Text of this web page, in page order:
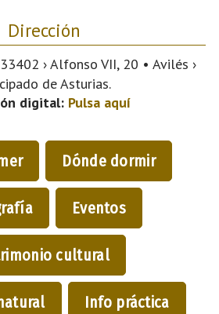
Dirección
33402 › Alfonso VII, 20 • Avilés ›
de Asturias.
digital: Pulsa aquí
Dónde dormir
Eventos
cultural
Info práctica